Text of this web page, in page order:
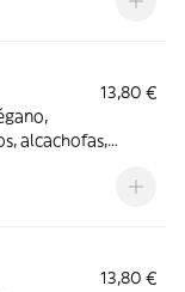
13,80 €
alcachofas,
13,80 €